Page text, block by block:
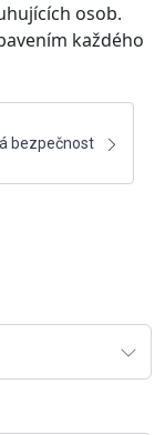
osob.
každého
bezpečnost